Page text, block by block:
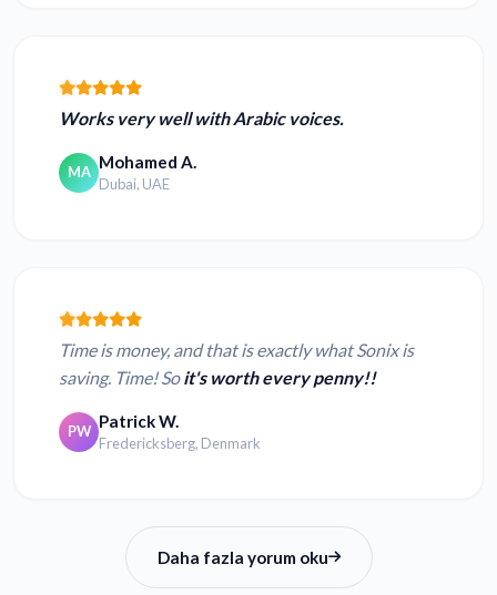
Works very well with Arabic voices.
MA Mohamed A.
Dubai, UAE
Time is money, and that is exactly what Sonix is
saving. Time! Soit's worth every penny!!
PW Patrick W.
Fredericksberg, Denmark
Daha fazla yorum oku